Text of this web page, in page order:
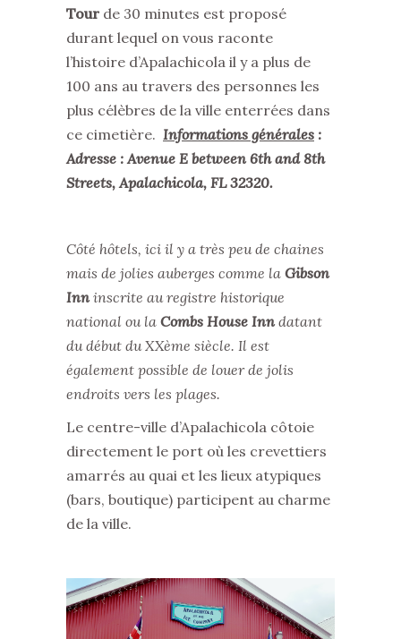
Tour de 30 minutes est proposé
durant lequel on vous raconte
l’histoire d’Apalachicola il y a plus de
100 ans au travers des personnes les
plus célèbres de la ville enterrées dans
ce cimetière. Informations générales :
Adresse :Avenue E between 6th and 8th
Streets, Apalachicola, FL 32320.
Côté hôtels, ici il y a très peu de chaines
mais de jolies auberges comme la Gibson
Inninscrite au registre historique
national ou la Combs House Inndatant
du début du XXème siècle. Il est
également possible de louer de jolis
endroits vers les plages.
Le centre-ville d’Apalachicola côtoie
directement le port où les crevettiers
amarrés au quai et les lieux atypiques
(bars, boutique) participent au charme
de la ville.